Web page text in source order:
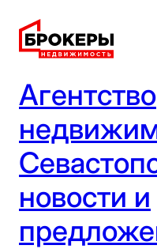
Перейти
содержимому
Агентство
новости и